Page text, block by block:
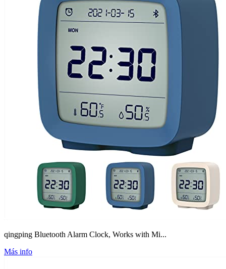
qingping Bluetooth Alarm Clock, Works with Mi...
Más info